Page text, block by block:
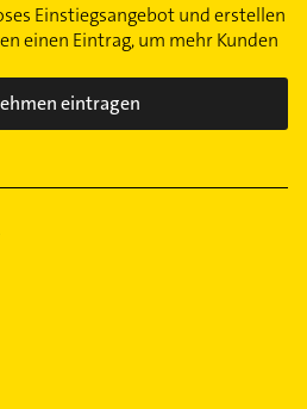
Einstiegsangebot und erstellen
einen Eintrag, um mehr Kunden
eintragen